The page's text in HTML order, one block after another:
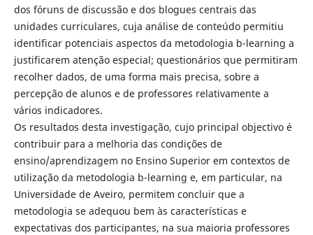
dos fóruns de discussão e dos blogues centrais das
unidades curriculares, cuja análise de conteúdo permitiu
identificar potenciais aspectos da metodologia b-learning a
justificarem atenção especial; questionários que permitiram
recolher dados, de uma forma mais precisa, sobre a
percepção de alunos e de professores relativamente a
vários indicadores.
Os resultados desta investigação, cujo principal objectivo é
contribuir para a melhoria das condições de
ensino/aprendizagem no Ensino Superior em contextos de
utilização da metodologia b-learning e, em particular, na
Universidade de Aveiro, permitem concluir que a
metodologia se adequou bem às características e
expectativas dos participantes, na sua maioria professores